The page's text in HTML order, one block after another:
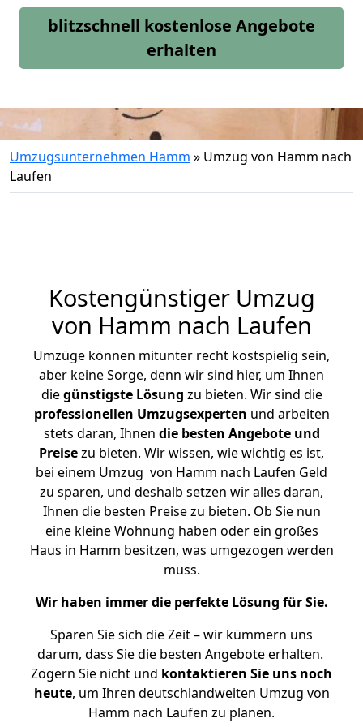
blitzschnell kostenlose Angebote
erhalten
Umzugsunternehmen Hamm » Umzug von Hamm nach
Laufen
Kostengünstiger Umzug
von Hamm nach Laufen
Umzüge können mitunter recht kostspielig sein,
aber keine Sorge, denn wir sind hier, um Ihnen
diegünstigste Lösung zu bieten. Wir sind die
professionellen Umzugsexperten und arbeiten
stets daran, Ihnen die besten Angebote und
Preisezu bieten. Wir wissen, wie wichtig es ist,
bei einem Umzug von Hamm nach Laufen Geld
zu sparen, und deshalb setzen wir alles daran,
Ihnen die besten Preise zu bieten. Ob Sie nun
eine kleine Wohnung haben oder ein großes
Haus in Hamm besitzen, was umgezogen werden
muss.
Wir haben immer die perfekte Lösung für Sie.
Sparen Sie sich die Zeit – wir kümmern uns
darum, dass Sie die besten Angebote erhalten.
Zögern Sie nicht und kontaktieren Sie uns noch
heute, um Ihren deutschlandweiten Umzug von
Hamm nach Laufen zu planen.